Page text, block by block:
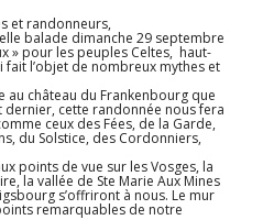
et randonneurs,
balade dimanche 29 septembre
» pour les peuples Celtes, haut-
l’objet de nombreux mythes et
au château du Frankenbourg que
dernier, cette randonnée nous fera
ceux des Fées, de la Garde,
du Solstice, des Cordonniers,
points de vue sur les Vosges, la
la vallée de Ste Marie Aux Mines
s’offriront à nous. Le mur
remarquables de notre